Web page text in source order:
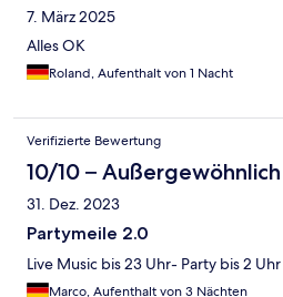
7. März 2025
Alles OK
Roland, Aufenthalt von 1 Nacht
Verifizierte Bewertung
10/10 – Außergewöhnlich
31. Dez. 2023
Partymeile 2.0
Live Music bis 23 Uhr- Party bis 2
Marco, Aufenthalt von 3 Nächten